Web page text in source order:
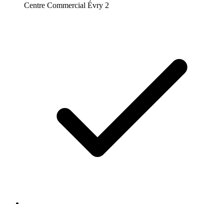
Centre Commercial Évry 2